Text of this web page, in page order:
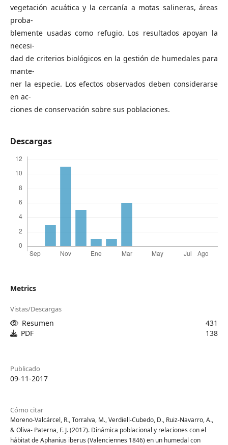
vegetación acuática y la cercanía a motas salineras, áreas
proba-
blemente usadas como refugio. Los resultados apoyan la
necesi-
dad de criterios biológicos en la gestión de humedales para
mante-
ner la especie. Los efectos observados deben considerarse
en ac-
ciones de conservación sobre sus poblaciones.
Descargas
Metrics
Vistas/Descargas
Resumen
431
PDF
138
Publicado
09-11-2017
Cómo citar
Moreno-Valcárcel, R., Torralva, M., Verdiell-Cubedo, D., Ruiz-Navarro, A.,
& Oliva- Paterna, F. J. (2017). Dinámica poblacional y relaciones con el
hábitat de Aphanius iberus (Valenciennes 1846) en un humedal con